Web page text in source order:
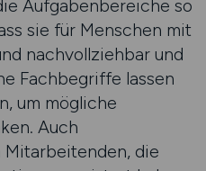
Aufgabenbereiche so
sie für Menschen mit
nachvollziehbar und
Fachbegriffe lassen
um mögliche
Auch
die